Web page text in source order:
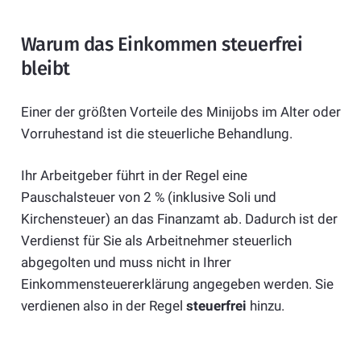
Warum das Einkommen steuerfrei
bleibt
Einer der größten Vorteile des Minijobs im Alter oder
Vorruhestand ist die steuerliche Behandlung.
Ihr Arbeitgeber führt in der Regel eine
Pauschalsteuer von 2 % (inklusive Soli und
Kirchensteuer) an das Finanzamt ab. Dadurch ist der
Verdienst für Sie als Arbeitnehmer steuerlich
abgegolten und muss nicht in Ihrer
Einkommensteuererklärung angegeben werden. Sie
verdienen also in der Regel steuerfrei hinzu.